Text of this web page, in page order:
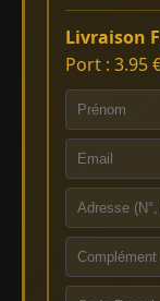
Livraison
Port : 3.95